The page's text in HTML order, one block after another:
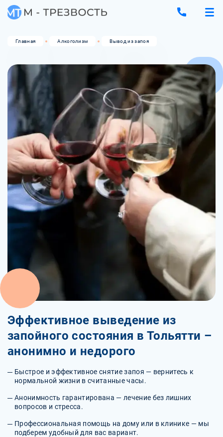
Главная Алкоголизм Вывод из запоя
Эффективное выведение из
запойного состояния в Тольятти –
анонимно и недорого
Быстрое и эффективное снятие запоя — вернитесь к
нормальной жизни в считанные часы.
Анонимность гарантирована — лечение без лишних
вопросов и стресса.
Профессиональная помощь на дому или в клинике — мы
подберем удобный для вас вариант.